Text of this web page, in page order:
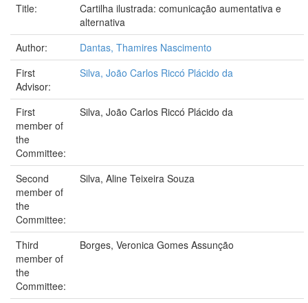
Title:
Cartilha ilustrada: comunicação aumentativa e
alternativa
Author:
Dantas, Thamires Nascimento
First
Advisor:
Silva, João Carlos Riccó Plácido da
First
member of
the
Committee:
Silva, João Carlos Riccó Plácido da
Second
member of
the
Committee:
Silva, Aline Teixeira Souza
Third
member of
the
Committee:
Borges, Veronica Gomes Assunção